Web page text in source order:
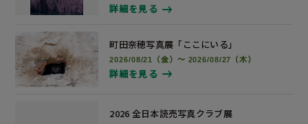
詳細を見る
町田奈穂写真展 「ここにいる」
2026/08/21（金）～ 2026/08/27（木）
詳細を見る
2026 全日本読売写真クラブ展